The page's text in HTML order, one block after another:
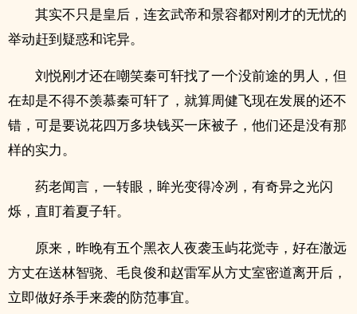
其实不只是皇后，连玄武帝和景容都对刚才的无忧的
举动赶到疑惑和诧异。
刘悦刚才还在嘲笑秦可轩找了一个没前途的男人，但
在却是不得不羡慕秦可轩了，就算周健飞现在发展的还不
错，可是要说花四万多块钱买一床被子，他们还是没有那
样的实力。
药老闻言，一转眼，眸光变得冷冽，有奇异之光闪
烁，直盯着夏子轩。
原来，昨晚有五个黑衣人夜袭玉屿花觉寺，好在澈远
方丈在送林智骁、毛良俊和赵雷军从方丈室密道离开后，
立即做好杀手来袭的防范事宜。